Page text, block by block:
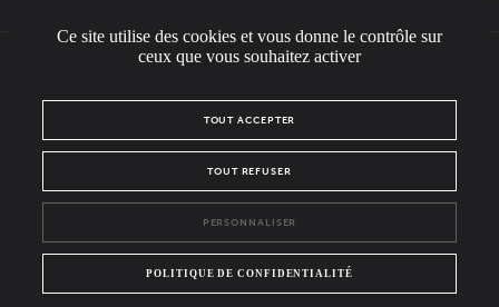
L'ÉQUIPE
POLITIQUE DE CONFIDENTIALITÉ
FacebookInstagram
Ce site utilise des cookies et vous donne le contrôle sur
ceux que vous souhaitez activer
TOUT ACCEPTER
TOUT REFUSER
PERSONNALISER
POLITIQUE DE CONFIDENTIALITÉ